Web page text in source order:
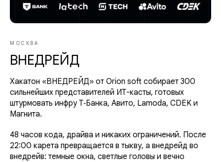
МОСКВА
ВНЕДРЕЙД
Хакатон «ВНЕДРЕЙД» от Orion soft собирает 300
сильнейших представителей ИТ-касты, готовых
штурмовать инфру Т‑Банка, Авито, Lamoda, CDEK и
Магнита.
48 часов кода, драйва и никаких ограничений. После
22:00 карета превращается в тыкву, а внедрейд во
внедрейв: темные окна, светлые головы и вечно